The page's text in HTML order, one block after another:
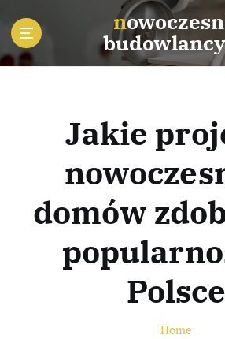
p
nowoczesni-
Jakie
domów
Polsce
Home